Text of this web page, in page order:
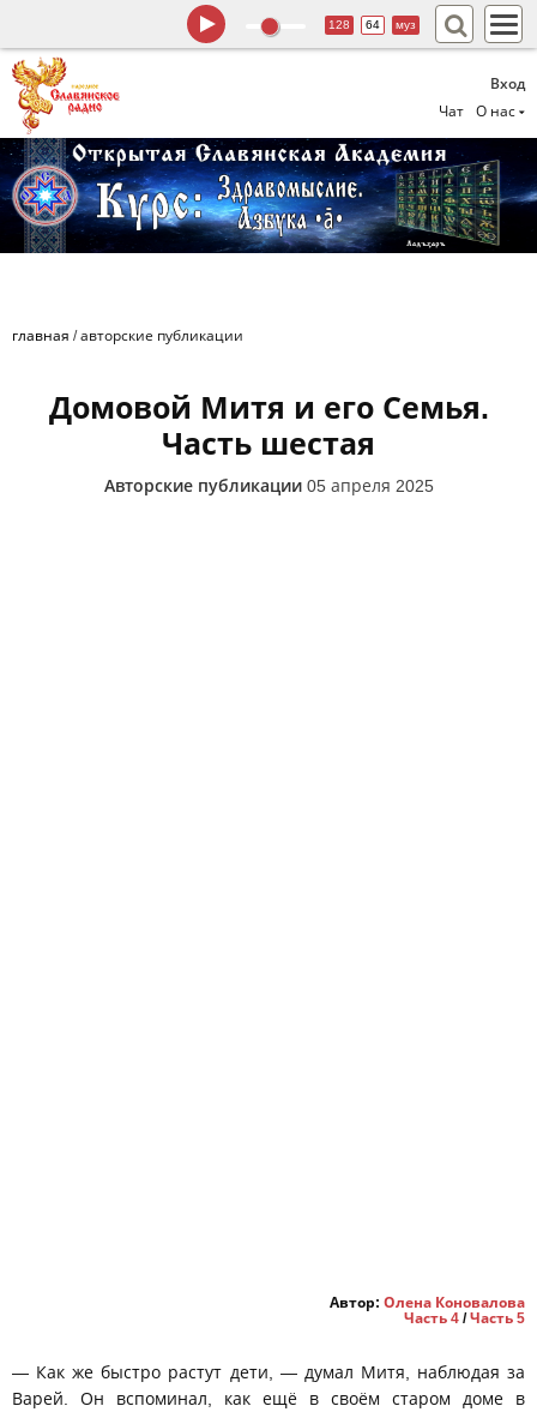
Вход
Чат
О нас
128 64 муз
главная /авторские публикации
Домовой Митя и его Семья.
Часть шестая
Авторские публикации 05 апреля 2025
Автор: Олена Коновалова
Часть 4 /Часть 5
— Как же быстро растут дети, — думал Митя, наблюдая за
Варей. Он вспоминал, как ещё в своём старом доме в